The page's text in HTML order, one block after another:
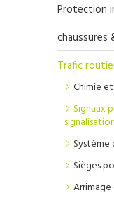
Protection
Trafic
Chimie
Signaux
signalisation
Système
Sièges
Arrimage